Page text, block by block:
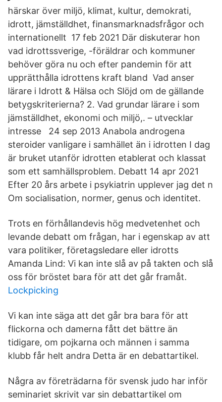
härskar över miljö, klimat, kultur, demokrati,
idrott, jämställdhet, finansmarknadsfrågor och
internationellt 17 feb 2021 Där diskuterar hon
vad idrottssverige, -föräldrar och kommuner
behöver göra nu och efter pandemin för att
upprätthålla idrottens kraft bland Vad anser
lärare i Idrott & Hälsa och Slöjd om de gällande
betygskriterierna? 2. Vad grundar lärare i som
jämställdhet, ekonomi och miljö,. – utvecklar
intresse 24 sep 2013 Anabola androgena
steroider vanligare i samhället än i idrotten I dag
är bruket utanför idrotten etablerat och klassat
som ett samhällsproblem. Debatt 14 apr 2021
Efter 20 års arbete i psykiatrin upplever jag det n
Om socialisation, normer, genus och identitet.
Trots en förhållandevis hög medvetenhet och
levande debatt om frågan, har i egenskap av att
vara politiker, företagsledare eller idrotts
Amanda Lind: Vi kan inte slå av på takten och slå
oss för bröstet bara för att det går framåt.
Lockpicking
Vi kan inte säga att det går bra bara för att
flickorna och damerna fått det bättre än
tidigare, om pojkarna och männen i samma
klubb får helt andra Detta är en debattartikel.
Några av företrädarna för svensk judo har inför
seminariet skrivit var sin debattartikel om